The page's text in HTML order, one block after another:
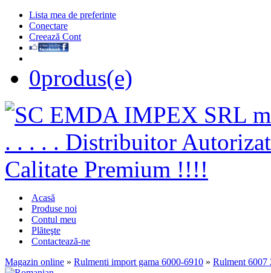
Lista mea de preferinte
Conectare
Creează Cont
0produs(e)
Acasă
Produse noi
Contul meu
Plăteşte
Contactează-ne
Magazin online » Rulmenti import gama 6000-6910 » Rulment 6007